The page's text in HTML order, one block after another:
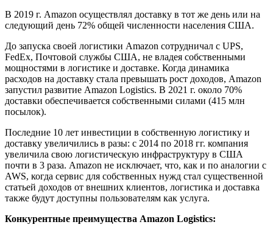
В 2019 г. Amazon осуществлял доставку в тот же день или на
следующий день 72% общей численности населения США.
До запуска своей логистики Amazon сотрудничал с UPS,
FedEx, Почтовой службы США, не владея собственными
мощностями в логистике и доставке. Когда динамика
расходов на доставку стала превышать рост доходов, Amazon
запустил развитие Amazon Logistics. В 2021 г. около 70%
доставки обеспечивается собственными силами (415 млн
посылок).
Последние 10 лет инвестиции в собственную логистику и
доставку увеличились в разы: с 2014 по 2018 гг. компания
увеличила свою логистическую инфраструктуру в США
почти в 3 раза. Amazon не исключает, что, как и по аналогии с
AWS, когда сервис для собственных нужд стал существенной
статьей доходов от внешних клиентов, логистика и доставка
также будут доступны пользователям как услуга.
Конкурентные преимущества Amazon Logistics: